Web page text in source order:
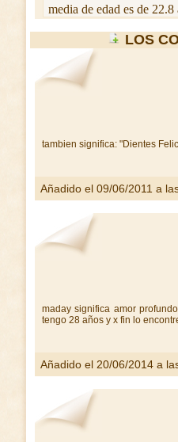
media de edad es de 22.8
LOS
tambien significa: "Dientes
Añadido el 09/06/2011 a
maday significa amor
tengo 28 años y x fin lo
Añadido el 20/06/2014 a